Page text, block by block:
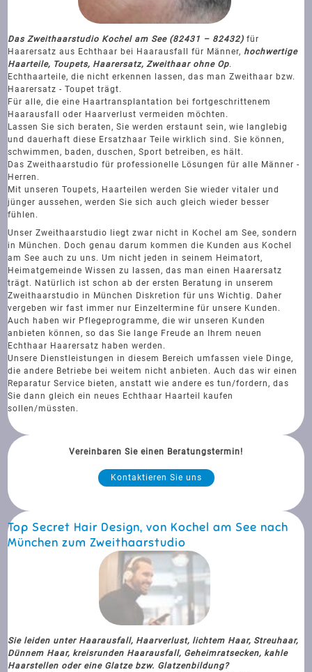
Das Zweithaarstudio Kochel am See (82431 – 82432) für
Haarersatz aus Echthaar bei Haarausfall für Männer, hochwertige
Haarteile, Toupets, Haarersatz, Zweithaar ohne Op.
Echthaarteile, die nicht erkennen lassen, das man Zweithaar bzw.
Haarersatz - Toupet trägt.
Für alle, die eine Haartransplantation bei fortgeschrittenem
Haarausfall oder Haarverlust vermeiden möchten.
Lassen Sie sich beraten, Sie werden erstaunt sein, wie langlebig
und dauerhaft diese Ersatzhaar Teile wirklich sind. Sie können,
schwimmen, baden, duschen, Sport betreiben, es hält.
Das Zweithaarstudio für professionelle Lösungen für alle Männer -
Herren.
Mit unseren Toupets, Haarteilen werden Sie wieder vitaler und
jünger aussehen, werden Sie sich auch gleich wieder besser
fühlen.
Unser Zweithaarstudio liegt zwar nicht in Kochel am See, sondern
in München. Doch genau darum kommen die Kunden aus Kochel
am See auch zu uns. Um nicht jeden in seinem Heimatort,
Heimatgemeinde Wissen zu lassen, das man einen Haarersatz
trägt. Natürlich ist schon ab der ersten Beratung in unserem
Zweithaarstudio in München Diskretion für uns Wichtig. Daher
vergeben wir fast immer nur Einzeltermine für unsere Kunden.
Auch haben wir Pflegeprogramme, die wir unseren Kunden
anbieten können, so das Sie lange Freude an Ihrem neuen
Echthaar Haarersatz haben werden.
Unsere Dienstleistungen in diesem Bereich umfassen viele Dinge,
die andere Betriebe bei weitem nicht anbieten. Auch das wir einen
Reparatur Service bieten, anstatt wie andere es tun/fordern, das
Sie dann gleich ein neues Echthaar Haarteil kaufen
sollen/müssten.
Vereinbaren Sie einen Beratungstermin!
Kontaktieren Sie uns
Top Secret Hair Design, von Kochel am See nach
München zum Zweithaarstudio
Sie leiden unter Haarausfall, Haarverlust, lichtem Haar, Streuhaar,
Dünnem Haar, kreisrunden Haarausfall, Geheimratsecken, kahle
Haarstellen oder eine Glatze bzw. Glatzenbildung?